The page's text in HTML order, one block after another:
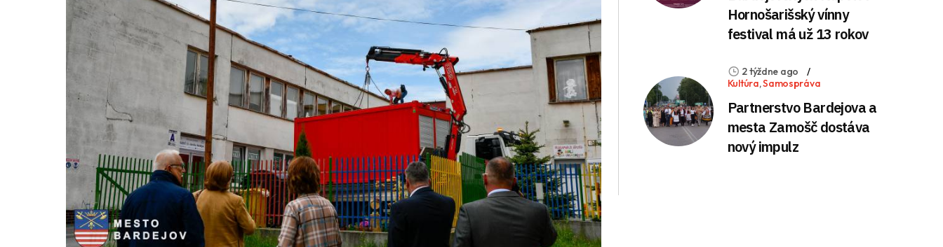
Hornošarišský vínny
festival má už 13 rokov
2 týždne ago
Kultúra,Samospráva
Partnerstvo Bardejova a
mesta Zamošč dostáva
nový impulz